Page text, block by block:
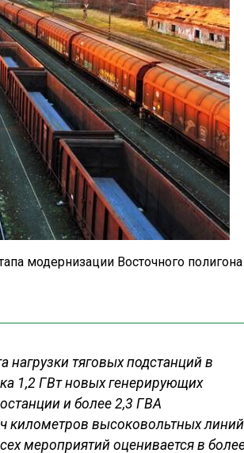
модернизации Восточного
тяговых подстанций в
1,2 ГВт новых генерирующих
и более 2,3 ГВА
километров высоковольтных линий
мероприятий оценивается в